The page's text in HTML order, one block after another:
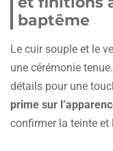
baptême
Le cuir souple et le
une cérémonie
détails pour une
prime sur
confirmer la teinte